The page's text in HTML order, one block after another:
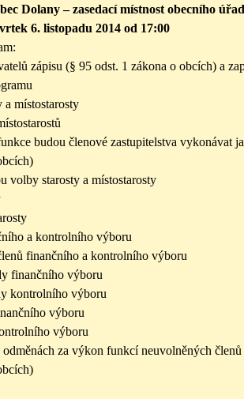
Dolany – zasedací místnost obecního
6. listopadu 2014 od 17:00
zápisu (§ 95 odst. 1 zákona o obcích) a
a místostarosty
budou členové zastupitelstva vykonávat
volby starosty a místostarosty
a kontrolního výboru
finančního a kontrolního výboru
finančního výboru
kontrolního výboru
výboru
výboru
za výkon funkcí neuvolněných členů